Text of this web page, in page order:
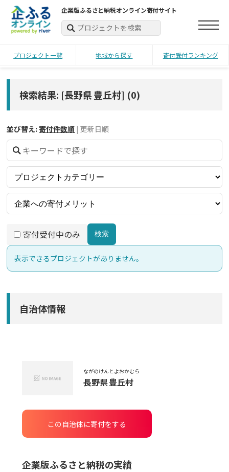
企業版ふるさと納税オンライン寄付サイト
プロジェクト一覧 地域から探す 寄付受付ランキング
検索結果: [長野県 豊丘村] (0)
並び替え: 寄付件数順 | 更新日順
寄付受付中のみ 検索
表示できるプロジェクトがありません。
自治体情報
ながのけん
長野県
とよおかむら
豊丘村
この自治体に寄付をする
企業版ふるさと納税の実績